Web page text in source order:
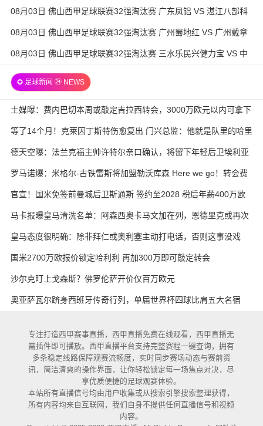
得 全场录像
08月03日 佛山西甲足球联赛32强淘汰赛 广东凤铝 VS 湛江八部科
技 全场录像
08月03日 佛山西甲足球联赛32强淘汰赛 广州蜀地红 VS 广州戴拿
模 全场录像
08月03日 佛山西甲足球联赛32强淘汰赛 三水乐民兴健力宝 VS 中
✪ 足球新闻 ㉔ NEWS
土媒曝：费内巴切本周或敲定吉拉西转会，3000万欧元以内可拿下
等了14个月！克莱因丁斯特伤愈复出 门兴总监：他就是队里的哈里
·凯恩
德天空曝：法兰克福主帅许特尔亲口确认，将留下年轻后卫埃利亚
斯·鲍姆
罗马诺爆：米格尔-古铁雷斯将加盟勒沃库森 Here we go！转会费
3000万欧元
官宣！国米免签前曼城后卫斯通斯 签约至2028 税后年薪400万欧
马卡报曝皇马清洗名单：阿森西奥卡马文加在列，恩德里克或再次
外租
皇马态度很明确：除非拜仁或奥利塞主动打电话，否则这事没戏
国米2700万欧报价锁定哈利利 再加300万即可敲定转会
沙尔克盯上戈森斯？佛罗伦萨开价仅百万欧元
奥亚萨瓦尔跻身西班牙传奇行列，单届世界杯四球比肩五大名宿
专注打造西甲赛事直播，西甲直播免费在线观看，西甲直播无
需插件即可播放。西甲直播平台支持完整赛程一键查询，拥有
多条稳定线路保障观赛流畅度，实时同步赛场动态与赛前资
讯，简洁清爽的操作界面，让你轻松锁定每一场焦点对决，尽
享优质便捷的足球观赛体验。
本站所有直播信号均由用户收集或从搜索引擎搜索整理获得，
所有内容均来自互联网，我们自身不提供任何直播信号和视频
内容。